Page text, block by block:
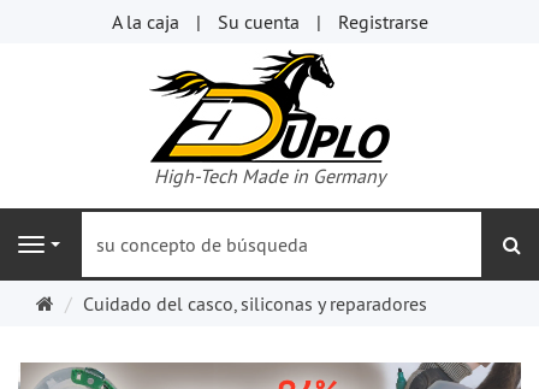
A la caja Su cuenta Registrarse
High-Tech Made in Germany
Navigation
PáginaCuidado del casco, siliconas y reparadores